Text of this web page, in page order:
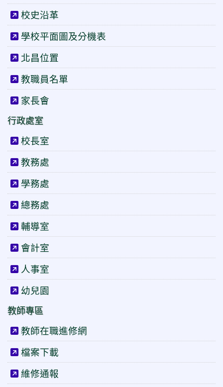
校史沿革
學校平面圖及分機表
北昌位置
教職員名單
家長會
行政處室
校長室
教務處
學務處
總務處
輔導室
會計室
人事室
幼兒園
教師專區
教師在職進修網
檔案下載
維修通報